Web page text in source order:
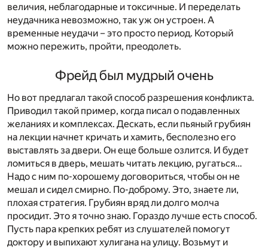
величия, неблагодарные и токсичные. И переделать
неудачника невозможно, так уж он устроен. А
временные неудачи – это просто период. Который
можно пережить, пройти, преодолеть.
Фрейд был мудрый очень
Но вот предлагал такой способ разрешения конфликта.
Приводил такой пример, когда писал о подавленных
желаниях и комплексах. Дескать, если пьяный грубиян
на лекции начнет кричать и хамить, бесполезно его
выставлять за двери. Он еще больше озлится. И будет
ломиться в дверь, мешать читать лекцию, ругаться…
Надо с ним по-хорошему договориться, чтобы он не
мешал и сидел смирно. По-доброму. Это, знаете ли,
плохая стратегия. Грубиян вряд ли долго молча
просидит. Это я точно знаю. Гораздо лучше есть способ.
Пусть пара крепких ребят из слушателей помогут
доктору и выпихают хулигана на улицу. Возьмут и